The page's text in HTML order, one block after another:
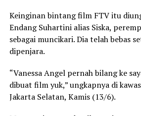
Keinginan bintang film FTV itu
Endang Suhartini alias Siska,
sebagai muncikari. Dia telah bebas
dipenjara.
“Vanessa Angel pernah bilang ke
dibuat film yuk,” ungkapnya di
Jakarta Selatan, Kamis (13/6).